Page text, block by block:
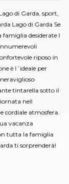
di Garda, sport,
Lago di Garda Se
famiglia desiderate l
riposo in
è l´ideale per
tintarella sotto il
nell
cordiale atmosfera.
vacanza
tutta la famiglia
ti sorprenderà!